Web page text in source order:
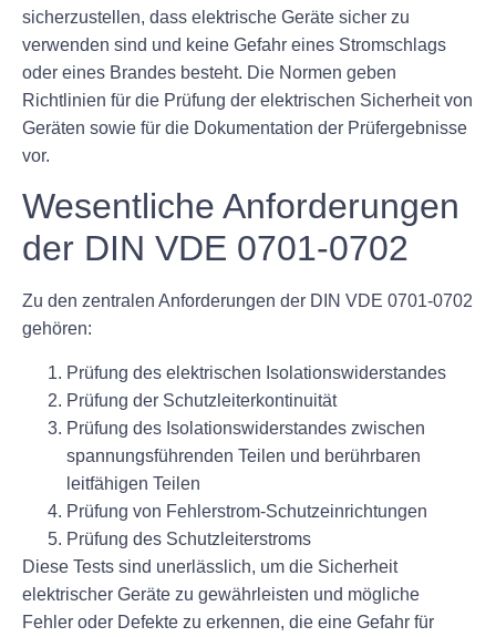
sicherzustellen, dass elektrische Geräte sicher zu
verwenden sind und keine Gefahr eines Stromschlags
oder eines Brandes besteht. Die Normen geben
Richtlinien für die Prüfung der elektrischen Sicherheit von
Geräten sowie für die Dokumentation der Prüfergebnisse
vor.
Wesentliche Anforderungen
der DIN VDE 0701-0702
Zu den zentralen Anforderungen der DIN VDE 0701-0702
gehören:
Prüfung des elektrischen Isolationswiderstandes
Prüfung der Schutzleiterkontinuität
Prüfung des Isolationswiderstandes zwischen
spannungsführenden Teilen und berührbaren
leitfähigen Teilen
Prüfung von Fehlerstrom-Schutzeinrichtungen
Prüfung des Schutzleiterstroms
Diese Tests sind unerlässlich, um die Sicherheit
elektrischer Geräte zu gewährleisten und mögliche
Fehler oder Defekte zu erkennen, die eine Gefahr für